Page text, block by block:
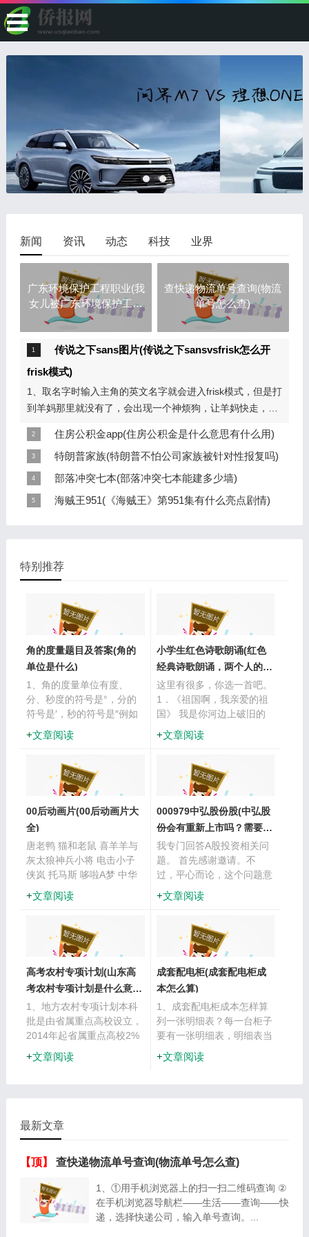
新闻 资讯 动态 科技 业界
广东环境保护工程职业(我
女儿被广东环境保护工程
职业学院资源
查快递物流单号查询(物流
单号怎么查)
传说之下sans图片(传说之下sansvsfrisk怎么开
frisk模式)
1、取名字时输入主角的英文名字就会进入frisk模式，但是打
到羊妈那里就没有了，会出现一个神烦狗，让羊妈快走，然
住房公积金app(住房公积金是什么意思有什么用)
住房公积金可以理解为一次单位和个人按月强制性存入个人
公积金账户的一笔住房积金，他的领取是有条件的，必须是
买房的时候才可以取出来，根据各地的政策，也慢慢放开
了，装修...
特朗普家族(特朗普不怕公司家族被针对性报复吗)
对于近来特朗普过激的损害中美关系的行为和采取恶意攻击
的措施，中国采取克制、冷静和理性的态度，体现大国人格
魅力和高尚的风度，是从大局出法，是从构建人类命运共同
部落冲突七本(部落冲突七本能建多少墙)
1、部落冲突七本能建175块城墙。 2、部落城堡也是一个非
海贼王951(《海贼王》第951集有什么亮点剧情)
扛上了...
特别推荐
角的度量题目及答案(角的
单位是什么)
1、角的度量单位有度、
分、秒度的符号是°，分的
符号是′，秒的符号是″例如
一个角的度数是30度，那么
就用30°30度28分10秒就是
文章阅读
小学生红色诗歌朗诵(红色
经典诗歌朗诵，两个人的，
篇幅不要太
这里有很多，你选一首吧。
1．《祖国啊，我亲爱的祖
国》 我是你河边上破旧的
老水车， 数百年来纺着疲
惫的歌； 我是你额上熏黑
洞里蜗行摸索； 我是干瘪
文章阅读
00后动画片(00后动画片大
全)
唐老鸭 猫和老鼠 喜羊羊与
灰太狼神兵小将 电击小子
侠岚 托马斯 哆啦A梦 中华
小子 小鲤鱼历险记 弹珠传
说 大头儿子小头爸爸(原版)
世界 铠甲勇士1 铠甲勇士...
文章阅读
000979中弘股份股(中弘股
份会有重新上市吗？需要多
长时间)
我专门回答A股投资相关问
题。 首先感谢邀请。不
过，平心而论，这个问题意
义并不大。能不能恢复上
市，上市时间什么的，恐怕
活神仙才能掐算出来。 为
文章阅读
高考农村专项计划(山东高
考农村专项计划是什么意
思)
1、地方农村专项计划本科
批是由省属重点高校设立，
2014年起省属重点高校2%
的一本计划要专门留给农村
考生。执行本科一批分数
文章阅读
成套配电柜(成套配电柜成
本怎么算)
1、成套配电柜成本怎样算
列一张明细表？每一台柜子
要有一张明细表，明细表当
中本贵所需要的材料详细写
齐，然后每一种材料的成本
文章阅读
最新文章
【顶】 查快递物流单号查询(物流单号怎么查)
1、①用手机浏览器上的扫一扫二维码查询 ②
在手机浏览器导航栏——生活——查询——快
递，选择快递公司，输入单号查询。...